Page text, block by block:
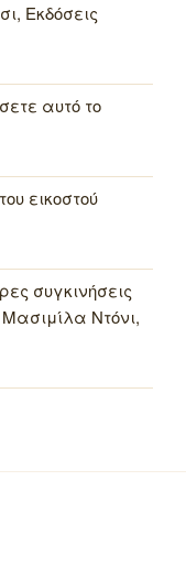
Εκδόσεις
αυτό το
εικοστού
συγκινήσεις
Ντόνι,